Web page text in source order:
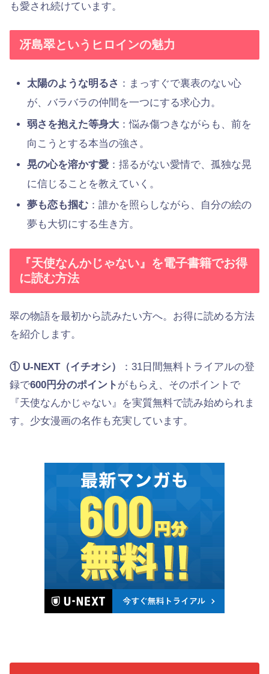
も愛され続けています。
冴島翠というヒロインの魅力
太陽のような明るさ ：まっすぐで裏表のない心
が、バラバラの仲間を一つにする求心力。
弱さを抱えた等身大 ：悩み傷つきながらも、前を
向こうとする本当の強さ。
晃の心を溶かす愛 ：揺るがない愛情で、孤独な晃
に信じることを教えていく。
夢も恋も掴む ：誰かを照らしながら、自分の絵の
夢も大切にする生き方。
『天使なんかじゃない』を電子書籍でお得
に読む方法
翠の物語を最初から読みたい方へ。お得に読める方法
を紹介します。
① U-NEXT（イチオシ）
：31日間無料トライアルの登
録で600円分のポイント がもらえ、そのポイントで
『天使なんかじゃない』を実質無料で読み始められま
す。少女漫画の名作も充実しています。